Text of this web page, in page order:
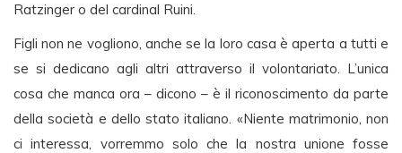
Ratzinger o del cardinal Ruini.
Figli non ne vogliono, anche se la loro casa è aperta a tutti e
se si dedicano agli altri attraverso il volontariato. L’unica
cosa che manca ora – dicono – è il riconoscimento da parte
della società e dello stato italiano. «Niente matrimonio, non
ci interessa, vorremmo solo che la nostra unione fosse